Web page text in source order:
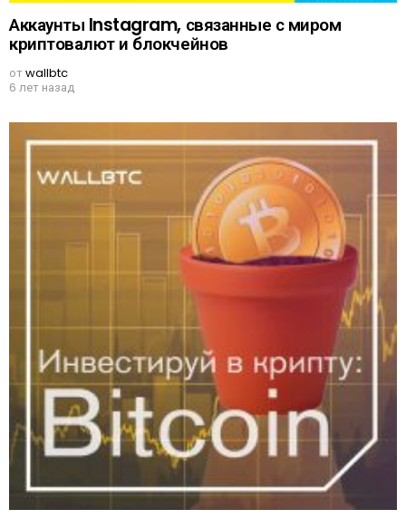
Аккаунты Instagram, связанные с миром
криптовалют и блокчейнов
отwallbtc
6 лет назад